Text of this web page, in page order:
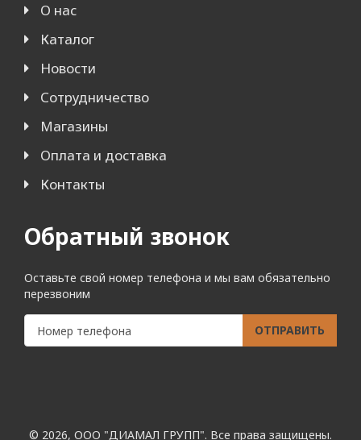
О нас
Каталог
Новости
Сотрудничество
Магазины
Оплата и доставка
Контакты
Обратный звонок
Оставьте свой номер телефона и мы вам обязательно
перезвоним
ОТПРАВИТЬ
© 2026, ООО "ДИАМАЛ ГРУПП". Все права защищены.